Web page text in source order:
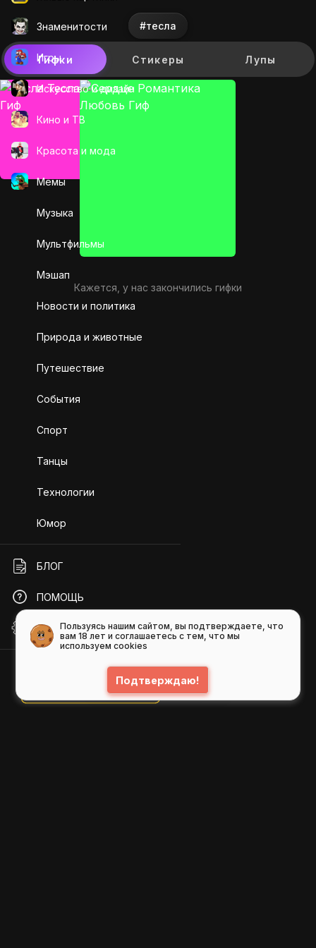
Знаменитости
Игры
Искусcтво и дизайн
Кино и ТВ
Красота и мода
Мемы
Музыка
Мультфильмы
Мэшап
Новости и политика
Природа и животные
Путешествие
События
Спорт
Танцы
Технологии
Юмор
БЛОГ
ПОМОЩЬ
API GIFS
#тесла
Гифки Стикеры Лупы
Кажется, у нас закончились гифки
Пользуясь нашим сайтом, вы подтверждаете, что
вам 18 лет и соглашаетесь с тем, что мы
используем cookies
Подтверждаю!